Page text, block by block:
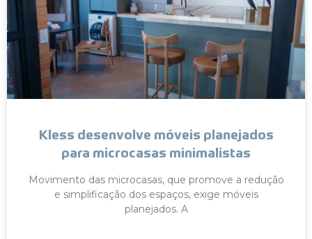
Kless desenvolve móveis planejados
para microcasas minimalistas
Movimento das microcasas, que promove a redução
e simplificação dos espaços, exige móveis
planejados. A